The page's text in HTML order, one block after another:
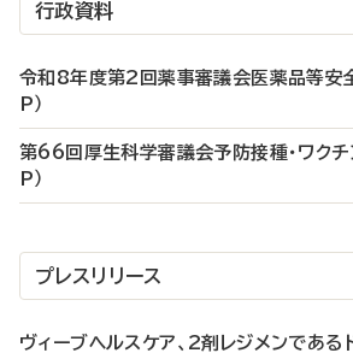
行政資料
令和8年度第2回薬事審議会医薬品等安
P）
第66回厚生科学審議会予防接種・ワクチ
P）
プレスリリース
ヴィーブヘルスケア、2剤レジメンである